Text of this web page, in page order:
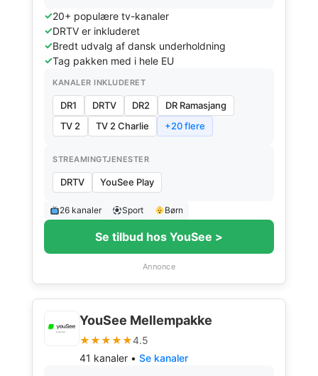
20+ populære tv-kanaler
DRTV er inkluderet
Bredt udvalg af dansk underholdning
Tag pakken med i hele EU
KANALER INKLUDERET
DR1 DRTV DR2
DR Ramasjang
TV 2
TV 2 Charlie +20 flere
STREAMINGTJENESTER
DRTV YouSee Play
26 kanaler Sport Børn
Se tilbud hos YouSee >
Annonce
YouSee Mellempakke
★★★★★4.5
41 kanaler • Se kanaler